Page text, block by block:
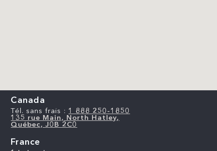
Canada
Tél. sans frais : 1 888 250-1850
135 rue Main, North Hatley,
Québec, J0B 2C0
France